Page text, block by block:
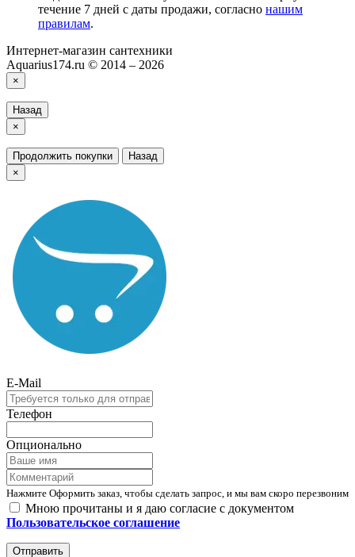
течение 7 дней с даты продажи, согласно нашим
правилам.
Интернет-магазин сантехники
Aquarius174.ru © 2014 – 2026
×
Назад
×
Продолжить покупки
Назад
×
E-Mail
Телефон
Опционально
Нажмите Оформить заказ, чтобы сделать запрос, и мы вам скоро перезвоним
Мною прочитаны и я даю согласие с документом
Пользовательское соглашение
Отправить